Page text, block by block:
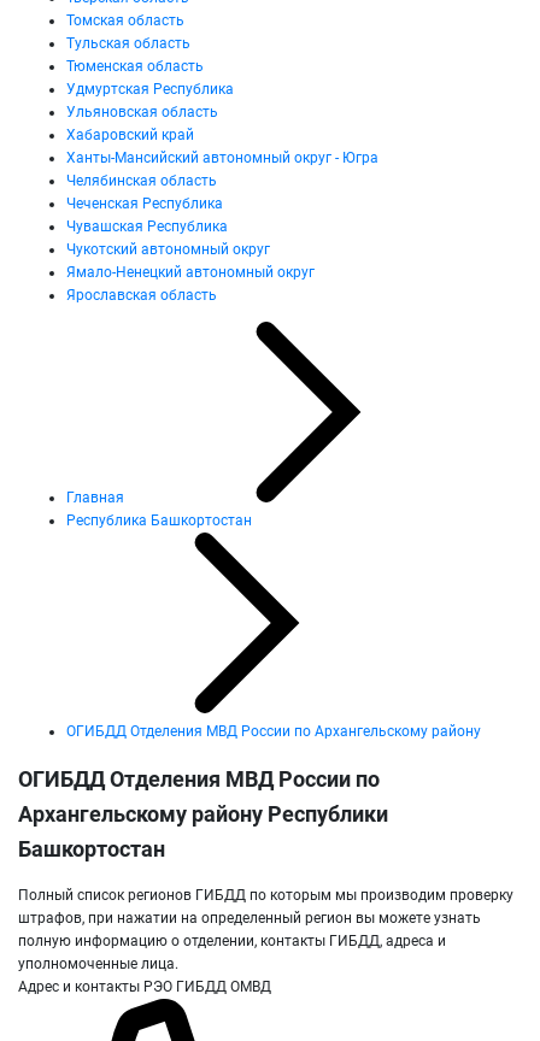
Томская область
Тульская область
Тюменская область
Удмуртская Республика
Ульяновская область
Хабаровский край
Ханты-Мансийский автономный округ - Югра
Челябинская область
Чеченская Республика
Чувашская Республика
Чукотский автономный округ
Ямало-Ненецкий автономный округ
Ярославская область
Главная
Республика Башкортостан
ОГИБДД Отделения МВД России по Архангельскому району
ОГИБДД Отделения МВД России по
Архангельскому району Республики
Башкортостан
Полный список регионов ГИБДД по которым мы производим проверку
штрафов, при нажатии на определенный регион вы можете узнать
полную информацию о отделении, контакты ГИБДД, адреса и
уполномоченные лица.
Адрес и контакты РЭО ГИБДД ОМВД